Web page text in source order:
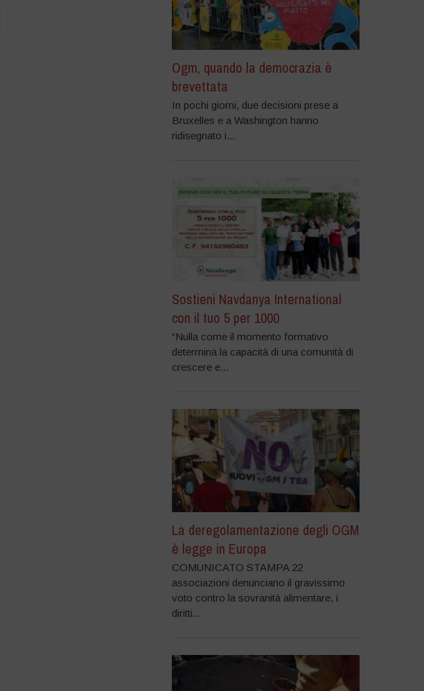
Ogm, quando la democrazia è
brevettata
In pochi giorni, due decisioni prese a
Bruxelles e a Washington hanno
ridisegnato i...
Sostieni Navdanya International
con il tuo 5 per 1000
“Nulla come il momento formativo
determina la capacità di una comunità di
crescere e...
La deregolamentazione degli OGM
è legge in Europa
COMUNICATO STAMPA 22
associazioni denunciano il gravissimo
voto contro la sovranità alimentare, i
diritti...